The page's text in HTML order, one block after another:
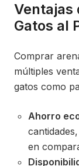
Ventajas
Gatos al
Comprar
múltiples
gatos como
Ahorro
en